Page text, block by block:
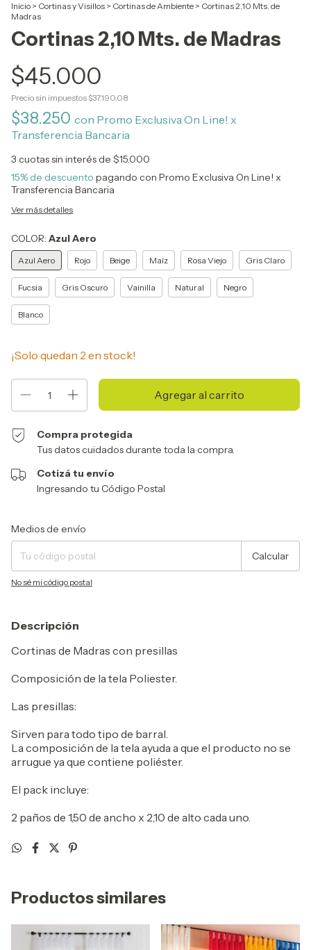
Inicio > Cortinas y Visillos > Cortinas de Ambiente > Cortinas 2,10 Mts. de
Madras
Cortinas 2,10 Mts. de Madras
$45.000
Precio sin impuestos $37.190,08
$38.250 con Promo Exclusiva On Line! x
Transferencia Bancaria
3 cuotas sin interés de $15.000
15% de descuento pagando con Promo Exclusiva On Line! x
Transferencia Bancaria
Ver más detalles
COLOR: Azul Aero
Azul Aero Rojo Beige Maíz Rosa Viejo Gris Claro
Fucsia Gris Oscuro Vainilla Natural Negro
Blanco
¡Solo quedan 2 en stock!
Compra protegida
Tus datos cuidados durante toda la compra.
Cotizá tu envío
Ingresando tu Código Postal
Entregas para el CP:
Medios de envío
Calcular
No sé mi código postal
Descripción
Cortinas de Madras con presillas
Composición de la tela Poliester.
Las presillas:
Sirven para todo tipo de barral.
La composición de la tela ayuda a que el producto no se
arrugue ya que contiene poliéster.
El pack incluye:
2 paños de 1,50 de ancho x 2,10 de alto cada uno.
Productos similares